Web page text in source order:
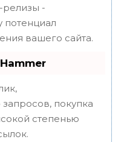
релизы -
потенциал
вашего сайта.
покупка
степенью